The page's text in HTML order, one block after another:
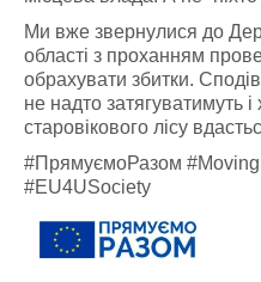
Ми вже звернулися до
області з проханням
обрахувати збитки.
не надто затягуватимуть
старовікового лісу
#ПрямуємоРазом
#EU4USociety